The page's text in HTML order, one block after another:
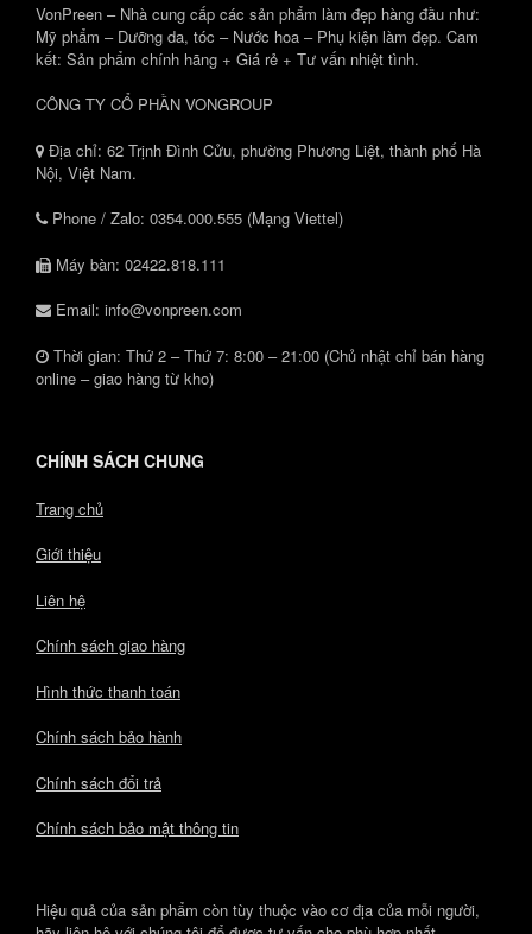
VonPreen – Nhà cung cấp các sản phẩm làm đẹp hàng đầu như:
Mỹ phẩm – Dưỡng da, tóc – Nước hoa – Phụ kiện làm đẹp. Cam
kết: Sản phẩm chính hãng + Giá rẻ + Tư vấn nhiệt tình.
CÔNG TY CỔ PHẦN VONGROUP
Địa chỉ: 62 Trịnh Đình Cửu, phường Phương Liệt, thành phố Hà
Nội, Việt Nam.
Phone / Zalo: 0354.000.555 (Mạng Viettel)
Máy bàn: 02422.818.111
Email: info@vonpreen.com
Thời gian: Thứ 2 – Thứ 7: 8:00 – 21:00 (Chủ nhật chỉ bán hàng
online – giao hàng từ kho)
CHÍNH SÁCH CHUNG
Trang chủ
Giới thiệu
Liên hệ
Chính sách giao hàng
Hình thức thanh toán
Chính sách bảo hành
Chính sách đổi trả
Chính sách bảo mật thông tin
Hiệu quả của sản phẩm còn tùy thuộc vào cơ địa của mỗi người,